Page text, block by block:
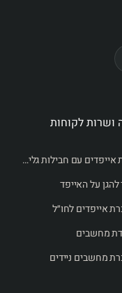
ושרות לקוחות
השכרת אייפדים עם חבילות גלישה לחו״ל
להגן על האייפד
אייפדים לחו״ל
מחשבים
מחשבים ניידים